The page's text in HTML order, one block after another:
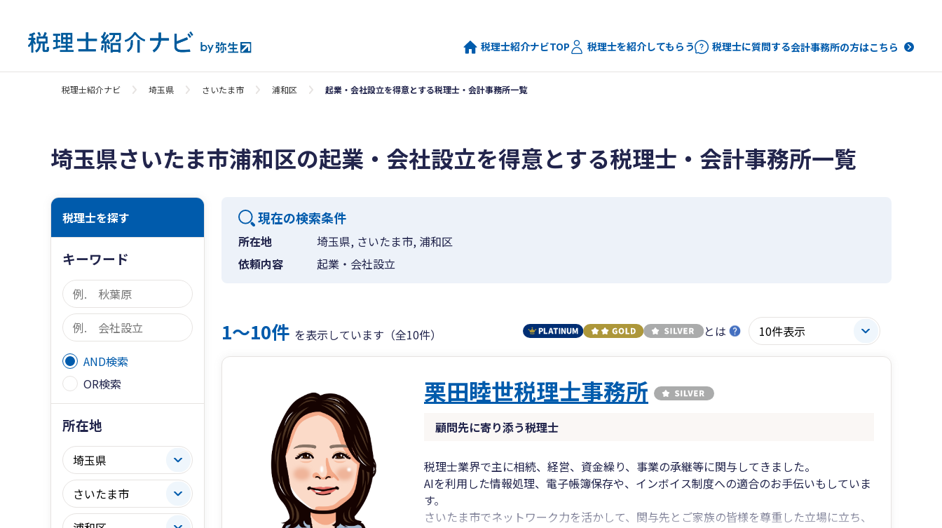
税理士紹介ナビTOP 税理士を紹介してもらう 税理士に質問する会計事務所の方はこちら
税理士紹介ナビ 埼玉県 さいたま市 浦和区 起業・会社設立を得意とする税理士・会計事務所一覧
埼玉県さいたま市浦和区の起業・会社設立を得意とする税理士・会計事務所一覧
税理士を探す
キーワード
AND検索
OR検索
所在地
現在の検索条件
所在地
埼玉県, さいたま市, 浦和区
依頼内容
起業・会社設立
1〜10件 を表示しています（全10件） とは
栗田睦世税理士事務所
顧問先に寄り添う税理士
税理士業界で主に相続、経営、資金繰り、事業の承継等に関与してきました。
AIを利用した情報処理、電子帳簿保存や、インボイス制度への適合のお手伝いもしていま
す。
さいたま市でネットワーク力を活かして、関与先とご家族の皆様を尊重した立場に立ち、